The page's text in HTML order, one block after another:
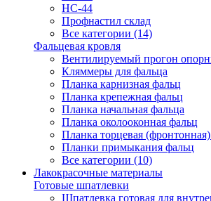
НС-44
Профнастил склад
Все категории (14)
Фальцевая кровля
Вентилируемый прогон
Кляммеры для фальца
Планка карнизная фальц
Планка крепежная фальц
Планка начальная фальца
Планка околооконная фальц
Планка торцевая
Планки примыкания фальц
Все категории (10)
Лакокрасочные материалы
Готовые шпатлевки
Шпатлевка готовая для